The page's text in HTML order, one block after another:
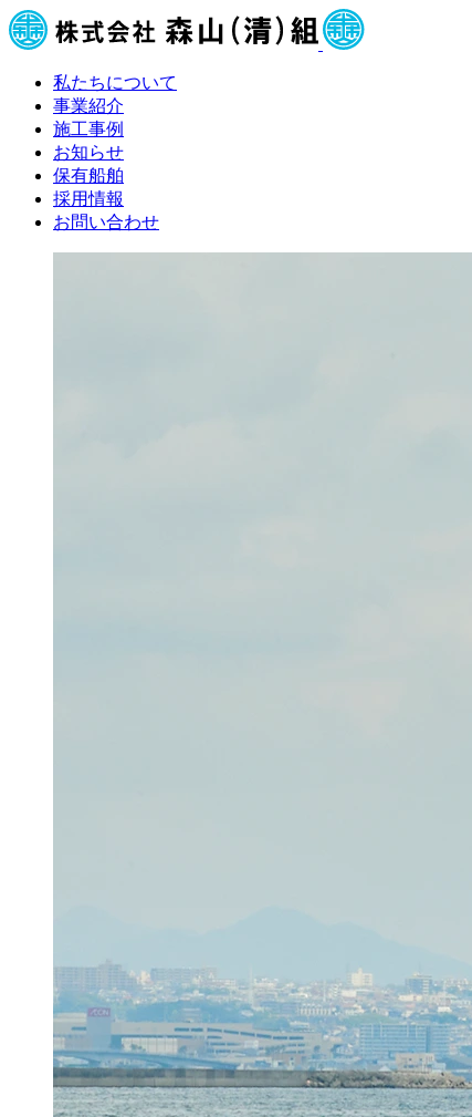
私たちについて
事業紹介
施工事例
お知らせ
保有船舶
採用情報
お問い合わせ